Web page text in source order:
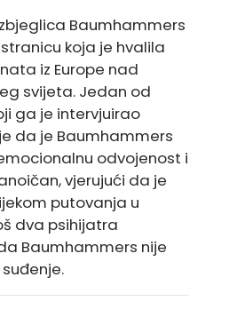
Baumhammers
koja je hvalila
iz Europe nad
svijeta. Jedan od
ga je intervjuirao
da je Baumhammers
odvojenost i
vjerujući da je
putovanja u
dva psihijatra
Baumhammers nije